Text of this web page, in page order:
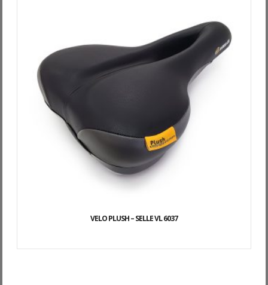
VELO PLUSH – SELLE VL 6037